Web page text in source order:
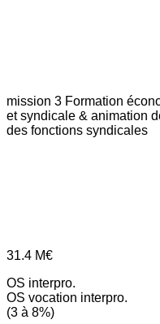
mission 3 Formation
et syndicale & animation
des fonctions syndicales
31.4 M€
OS interpro.
OS vocation interpro.
(3 à 8%)